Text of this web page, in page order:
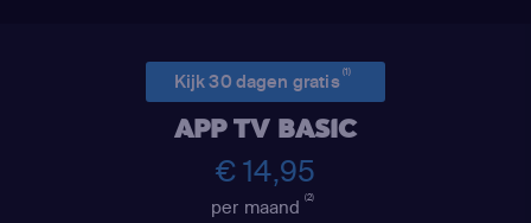
Kijk 30 dagen gratis(1)
APP TV BASIC
€ 14,95
per maand(2)